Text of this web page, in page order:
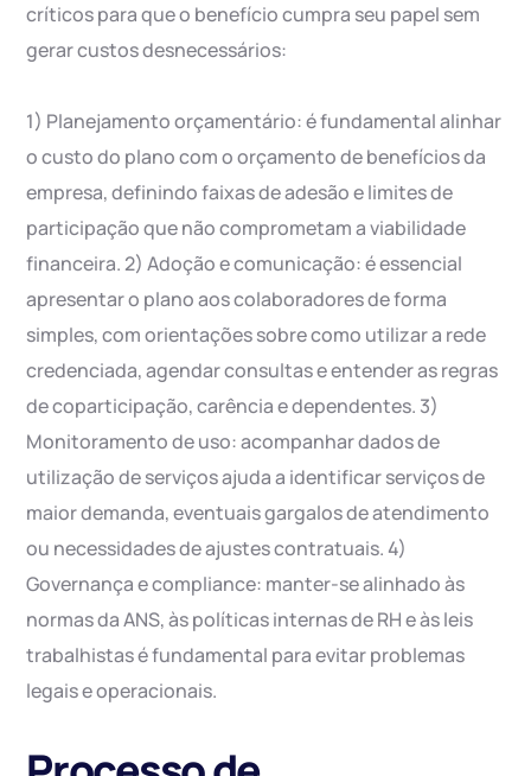
críticos para que o benefício cumpra seu papel sem
gerar custos desnecessários:
1) Planejamento orçamentário: é fundamental alinhar
o custo do plano com o orçamento de benefícios da
empresa, definindo faixas de adesão e limites de
participação que não comprometam a viabilidade
financeira. 2) Adoção e comunicação: é essencial
apresentar o plano aos colaboradores de forma
simples, com orientações sobre como utilizar a rede
credenciada, agendar consultas e entender as regras
de coparticipação, carência e dependentes. 3)
Monitoramento de uso: acompanhar dados de
utilização de serviços ajuda a identificar serviços de
maior demanda, eventuais gargalos de atendimento
ou necessidades de ajustes contratuais. 4)
Governança e compliance: manter-se alinhado às
normas da ANS, às políticas internas de RH e às leis
trabalhistas é fundamental para evitar problemas
legais e operacionais.